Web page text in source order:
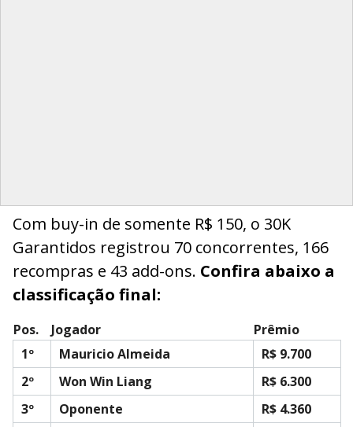
Com buy-in de somente R$ 150, o 30K
Garantidos registrou 70 concorrentes, 166
recompras e 43 add-ons. Confira abaixo a
classificação final:
Pos. Jogador
Prêmio
1º
Mauricio Almeida
R$ 9.700
2º
Won Win Liang
R$ 6.300
3º
Oponente
R$ 4.360